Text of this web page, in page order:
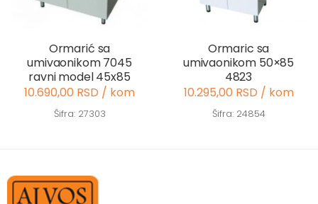
Ormarić sa
umivaonikom 7045
ravni model 45x85
10.690,00 RSD / kom
Šifra: 27303
Ormaric sa
umivaonikom 50×85
4823
10.295,00 RSD / kom
Šifra: 24854